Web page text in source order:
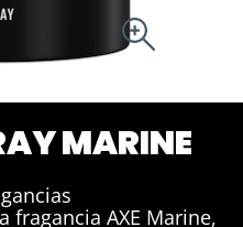
MARINE
fragancia AXE Marine,